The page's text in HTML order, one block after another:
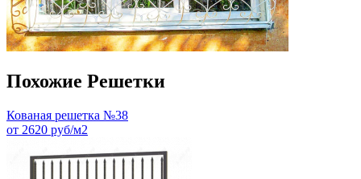
Похожие Решетки
Кованая решетка №38
от 2620 руб/м2